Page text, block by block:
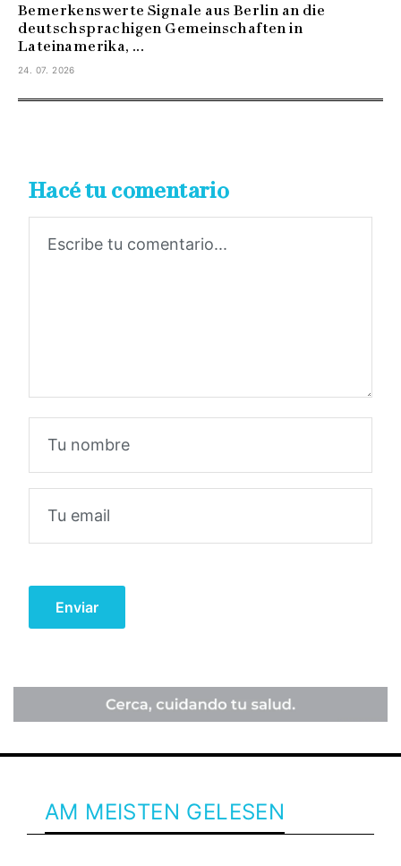
Bemerkenswerte Signale aus Berlin an die
deutschsprachigen Gemeinschaften in
Lateinamerika, ...
24. 07. 2026
Hacé tu comentario
AM MEISTEN GELESEN